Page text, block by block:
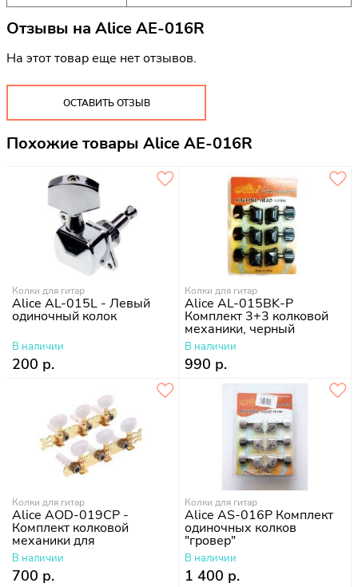
Отзывы на Alice AE-016R
На этот товар еще нет отзывов.
ОСТАВИТЬ ОТЗЫВ
Похожие товары Alice AE-016R
Колки для гитар
Alice AL-015L - Левый
одиночный колок
В наличии
200 р.
Колки для гитар
Alice AL-015BK-P
Комплект 3+3 колковой
механики, черный
В наличии
990 р.
Колки для гитар
Alice AOD-019CP -
Комплект колковой
механики для
классической гитары
В наличии
700 р.
Колки для гитар
Alice AS-016P Комплект
одиночных колков
"гровер"
В наличии
1 400 р.